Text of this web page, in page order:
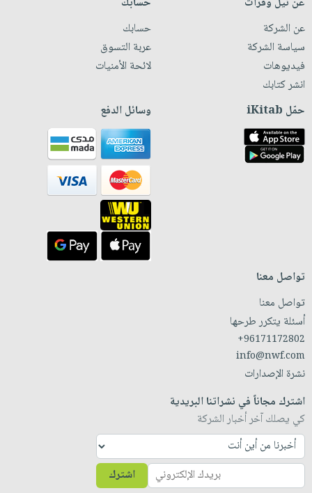
عن الشركة
سياسة الشركة
فيديوهات
انشر كتابك
حسابك
عربة التسوق
لائحة الأمنيات
حمّل iKitab وسائل الدفع
تواصل معنا
تواصل معنا
أسئلة يتكرر طرحها
+96171172802
info@nwf.com
نشرة الإصدارات
اشترك مجاناً في نشراتنا البريدية
كي يصلك آخر أخبار الشركة
اشترك